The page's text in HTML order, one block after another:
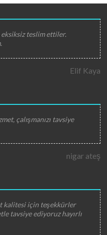
eksiksiz teslim ettiler.
Elif Kaya
çalışmanızı tavsiye
nigar ateş
kalitesi için teşekkürler
tavsiye ediyoruz hayırlı